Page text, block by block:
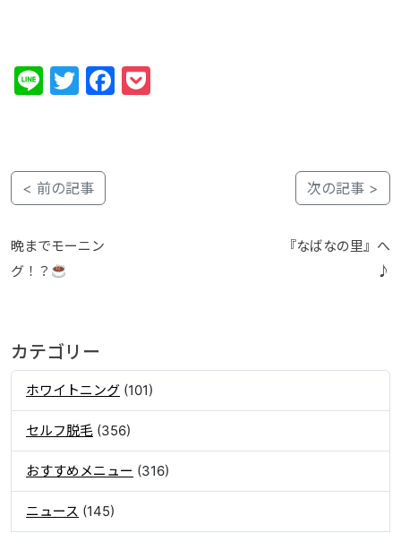
LineTwitterFacebook
< 前の記事
晩までモーニン
グ！？
次の記事 >
『なばなの里』へ
♪
カテゴリー
ホワイトニング (101)
セルフ脱毛 (356)
おすすめメニュー (316)
ニュース (145)